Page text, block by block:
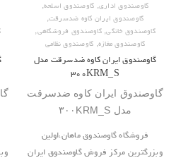
گاوصندوق اداری, گاوصندوق اسلحه,
گاوصندوق ایران کاوه ضدسرقت,
گاوصندوق خانگی,گاوصندوق فروشگاهی,
گاوصندوق مغازه, گاوصندوق نظامی
گاوصندوق ایران کاوه ضدسرقت مدل
۳۰۰KRM_S
گاوصندوق ایران کاوه ضدسرقت
مدل ۳۰۰KRM_S
فروشگاه گاوصندوق ماهان،اولین
وبزرگترین مرکز فروش گاوصندوق ایران